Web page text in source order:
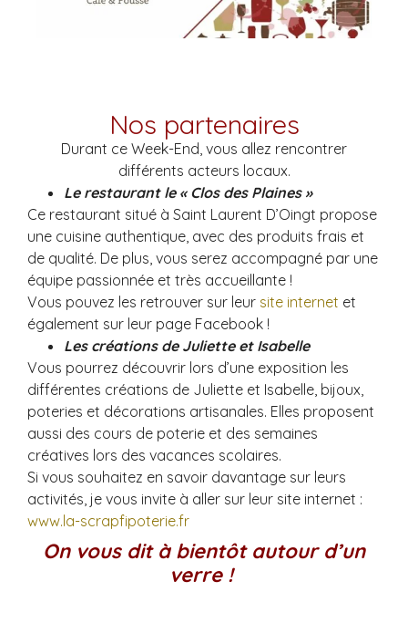
Nos partenaires
Durant ce Week-End, vous allez rencontrer
différents acteurs locaux.
Le restaurant le « Clos des Plaines »
Ce restaurant situé à Saint Laurent D’Oingt propose
une cuisine authentique, avec des produits frais et
de qualité. De plus, vous serez accompagné par une
équipe passionnée et très accueillante !
Vous pouvez les retrouver sur leur site internet et
également sur leur page Facebook !
Les créations de Juliette et Isabelle
Vous pourrez découvrir lors d’une exposition les
différentes créations de Juliette et Isabelle, bijoux,
poteries et décorations artisanales. Elles proposent
aussi des cours de poterie et des semaines
créatives lors des vacances scolaires.
Si vous souhaitez en savoir davantage sur leurs
activités, je vous invite à aller sur leur site internet :
www.la-scrapfipoterie.fr
On vous dit à bientôt autour d’un
verre !